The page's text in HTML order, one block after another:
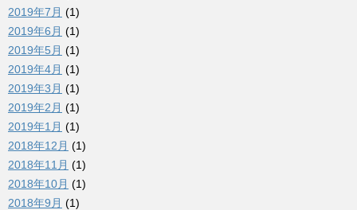
2019年7月 (1)
2019年6月 (1)
2019年5月 (1)
2019年4月 (1)
2019年3月 (1)
2019年2月 (1)
2019年1月 (1)
2018年12月 (1)
2018年11月 (1)
2018年10月 (1)
2018年9月 (1)